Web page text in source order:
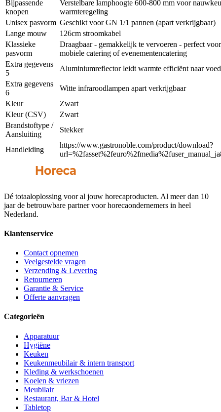
Bijpassende
knopen
Verstelbare lamphoogte 600-800 mm voor
warmteregeling
Unisex pasvorm Geschikt voor GN 1/1 pannen (apart verkrijgbaar)
Lange mouw
126cm stroomkabel
Klassieke
pasvorm
Draagbaar - gemakkelijk te vervoeren - perfect voor
mobiele catering of evenementencatering
Extra gegevens
5
Aluminiumreflector leidt warmte efficiënt naar
Extra gegevens
6
Witte infraroodlampen apart verkrijgbaar
Kleur
Zwart
Kleur (CSV)
Zwart
Brandstoftype /
Aansluiting
Stekker
Handleiding
https://www.gastronoble.com/product/download?
Dé totaaloplossing voor al jouw horecaproducten. Al meer dan 10
jaar de betrouwbare partner voor horecaondernemers in heel
Nederland.
Klantenservice
Contact opnemen
Veelgestelde vragen
Verzending & Levering
Retourneren
Garantie & Service
Offerte aanvragen
Categorieën
Apparatuur
Hygiëne
Keuken
Keukenmeubilair & intern transport
Kleding & werkschoenen
Koelen & vriezen
Meubilair
Restaurant, Bar & Hotel
Tabletop